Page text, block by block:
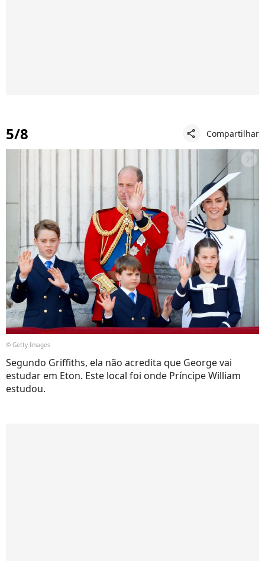
5/8 share Compartilhar
© Getty Images
Segundo Griffiths, ela não acredita que George vai
estudar em Eton. Este local foi onde Príncipe William
estudou.